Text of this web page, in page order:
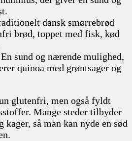
dansk smørrebrød
brød, toppet med fisk, kød
sund og nærende mulighed,
quinoa med grøntsager og
glutenfri, men også fyldt
Mange steder tilbyder
så man kan nyde en sød